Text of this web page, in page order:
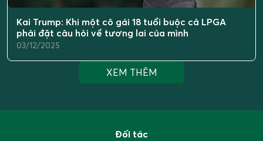
Kai Trump: Khi một cô gái 18 tuổi buộc cả LPGA
phải đặt câu hỏi về tương lai của mình
03/12/2025
XEM THÊM
Đối tác